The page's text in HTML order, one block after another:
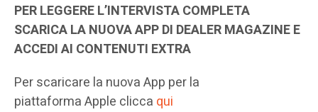
PER LEGGERE L’INTERVISTA COMPLETA
SCARICA LA NUOVA APP DI DEALER MAGAZINE E
ACCEDI AI CONTENUTI EXTRA
Per scaricare la nuova App per la
piattaforma Apple clicca qui